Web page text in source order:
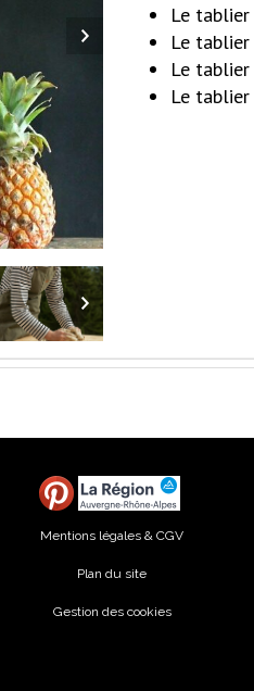
Le
Le tablier
Le tablier
Le
Mentions légales & CGV
Plan du site
Gestion des cookies